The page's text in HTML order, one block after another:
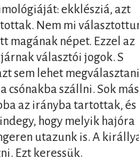
ekklésziá, azt
Nem mi
magának népet. Ezzel az
választói jogok. S
sem lehet
csónakba szállni. Sok más
az irányba tartottak, és
hogy melyik hajóra
utazunk is. A
Ezt keressük.